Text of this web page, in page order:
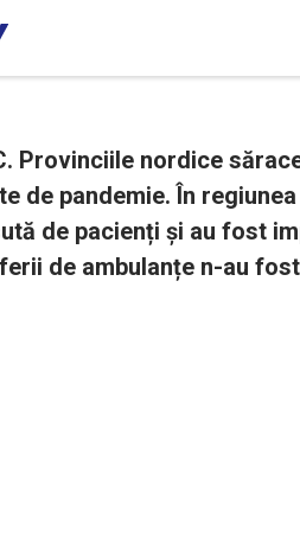
Provinciile nordice
de pandemie. În
de pacienți și au fost
de ambulanțe n-au